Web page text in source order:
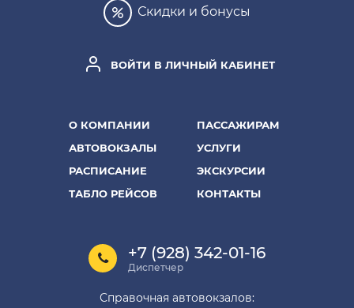
Скидки и бонусы
ВОЙТИ В ЛИЧНЫЙ КАБИНЕТ
О КОМПАНИИ
АВТОВОКЗАЛЫ
РАСПИСАНИЕ
ТАБЛО РЕЙСОВ
ПАССАЖИРАМ
УСЛУГИ
ЭКСКУРСИИ
КОНТАКТЫ
+7 (928) 342-01-16
Диспетчер
Справочная автовокзалов: